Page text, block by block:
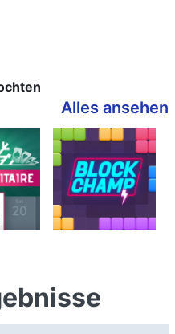
Alles ansehen